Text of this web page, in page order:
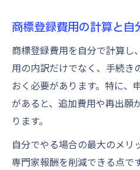
商標登録費用の計算と自
商標登録費用を自分で計算し
用の内訳だけでなく、手続き
おく必要があります。特に、
があると、追加費用や再出願
ります。
自分でやる場合の最大のメリ
専門家報酬を削減できる点で